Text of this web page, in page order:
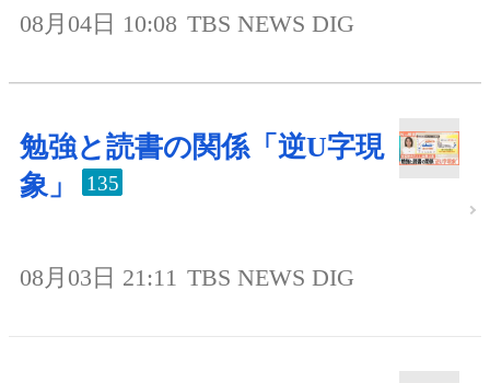
08月04日 10:08 TBS NEWS DIG
勉強と読書の関係「逆U字現
象」
135
08月03日 21:11 TBS NEWS DIG